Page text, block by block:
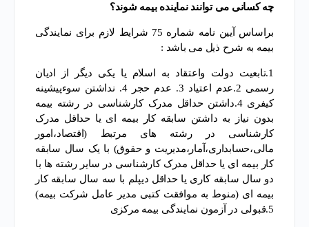
چه کسانی می توانند نماینده بیمه شوند؟
براساس آیین نامه شماره 75 شرایط لازم برای نمایندگی
بیمه به شرح ذیل می باشد :
1.تابعیت دولت واعتقاد به اسلام یا یکی دیگر از ادیان
رسمی 2.عدم اعتیاد 3. عدم حجر 4. نداشتن سوءپیشینه
کیفری 4.داشتن حداقل مدرک کارشناسی در رشته بیمه
بدون نیاز به داشتن سابقه کار بیمه ای یا حداقل مدرک
کارشناسی در رشته های مرتبط (اقتصاد،امور
مالی،حسابداری،آمار،مدیریت و حقوق) با یک سال سابقه
کار بیمه ای یا حداقل مدرک کارشناسی در سایر رشته ها با
دو سال سابقه کاری یا حداقل دیپلم با سه سال سابقه کار
بیمه ای (منوط به موافقت کتبی مدیر عامل شرکت بیمه)
5.قبولی در آزمون نمایندگی بیمه مرکزی